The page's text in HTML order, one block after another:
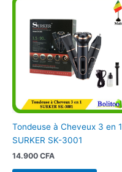
Tondeuse à Cheveux 3 en 1
SURKER SK-3001
14.900 CFA